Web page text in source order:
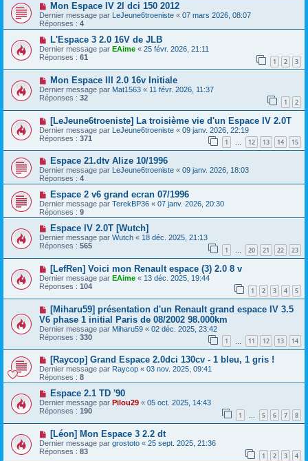
Mon Espace IV 2l dci 150 2012
Dernier message par LeJeune6troeniste « 07 mars 2026, 08:07
Réponses : 4
L'Espace 3 2.0 16V de JLB
Dernier message par EAime « 25 févr. 2026, 21:11
Réponses : 61 1 2 3
Mon Espace III 2.0 16v Initiale
Dernier message par Mat1563 « 11 févr. 2026, 11:37
Réponses : 32 1 2
[LeJeune6troeniste] La troisième vie d'un Espace IV 2.0T
Dernier message par LeJeune6troeniste « 09 janv. 2026, 22:19
Réponses : 371 1 12 13 14 15
Espace 21.dtv Alize 10/1996
Dernier message par LeJeune6troeniste « 09 janv. 2026, 18:03
Réponses : 4
Espace 2 v6 grand ecran 07/1996
Dernier message par TerekBP36 « 07 janv. 2026, 20:30
Réponses : 9
Espace IV 2.0T [Wutch]
Dernier message par Wutch « 18 déc. 2025, 21:13
Réponses : 565 1 … 20 21 22 23
[LefRen] Voici mon Renault espace (3) 2.0 8 v
Dernier message par EAime « 13 déc. 2025, 19:44
Réponses : 104 1 2 3 4 5
[Miharu59] présentation d'un Renault grand espace IV 3.5
V6 phase 1 initial Paris de 08/2002 98.000km
Dernier message par Miharu59 « 02 déc. 2025, 23:42
Réponses : 330 1 11 12 13 14
[Raycop] Grand Espace 2.0dci 130cv - 1 bleu, 1 gris !
Dernier message par Raycop « 03 nov. 2025, 09:41
Réponses : 8
Espace 2.1 TD '90
Dernier message par Pilou29 « 05 oct. 2025, 14:43
Réponses : 190 1 … 5 6 7 8
[Léon] Mon Espace 3 2.2 dt
Dernier message par grostoto « 25 sept. 2025, 21:36
Réponses : 83 1 2 3 4